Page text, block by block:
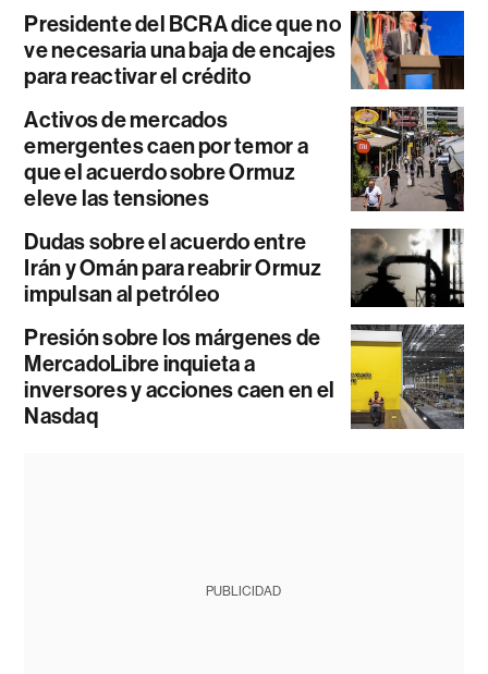
Presidente del BCRA dice que no
ve necesaria una baja de encajes
para reactivar el crédito
Activos de mercados
emergentes caen por temor a
que el acuerdo sobre Ormuz
eleve las tensiones
Dudas sobre el acuerdo entre
Irán y Omán para reabrir Ormuz
impulsan al petróleo
Presión sobre los márgenes de
MercadoLibre inquieta a
inversores y acciones caen en el
Nasdaq
PUBLICIDAD